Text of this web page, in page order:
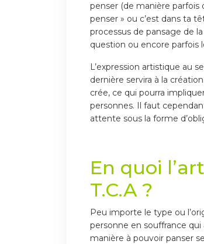
penser (de manière parfois
penser » ou c’est dans ta
processus de pansage de
question ou encore parfois
L’expression artistique au
dernière servira à la
crée, ce qui pourra
personnes. Il faut
attente sous la forme
En quoi
T.C.A ?
Peu importe le type ou
personne en souffrance
manière à pouvoir panser